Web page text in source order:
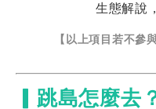
生態解說
【以上項目若不參
▎跳島怎麼去